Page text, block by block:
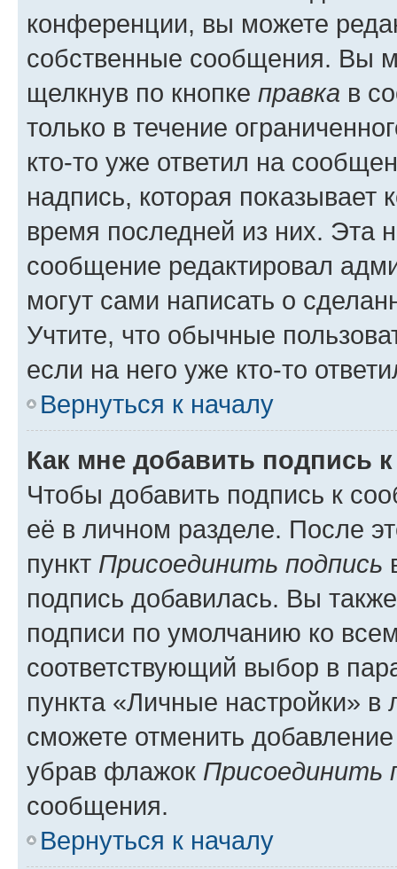
конференции, вы можете
собственные сообщения. Вы
щелкнув по кнопке правка в
только в течение
кто-то уже ответил на
надпись, которая показывает
время последней из них. Эта
сообщение редактировал
могут сами написать о
Учтите, что обычные
если на него уже кто-то
Вернуться к началу
Как мне добавить подпись
Чтобы добавить подпись к
её в личном разделе. После
пункт Присоединить подпись
подпись добавилась. Вы
подписи по умолчанию ко
соответствующий выбор в
пункта «Личные настройки»
сможете отменить
убрав флажок Присоединить
сообщения.
Вернуться к началу